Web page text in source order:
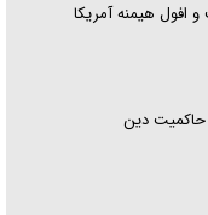
افول هیمنه آمریکا
حاکمیت دین